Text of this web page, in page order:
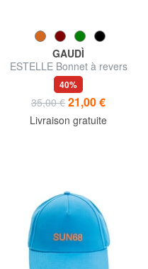
GAUDÌ
ESTELLE Bonnet à revers
40%
35,00 € 21,00 €
Livraison gratuite